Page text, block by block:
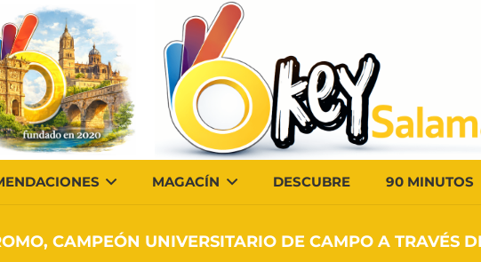
MAGACÍN DESCUBRE 90 MINUTOS
CAMPEÓN UNIVERSITARIO DE CAMPO A TRAVÉS